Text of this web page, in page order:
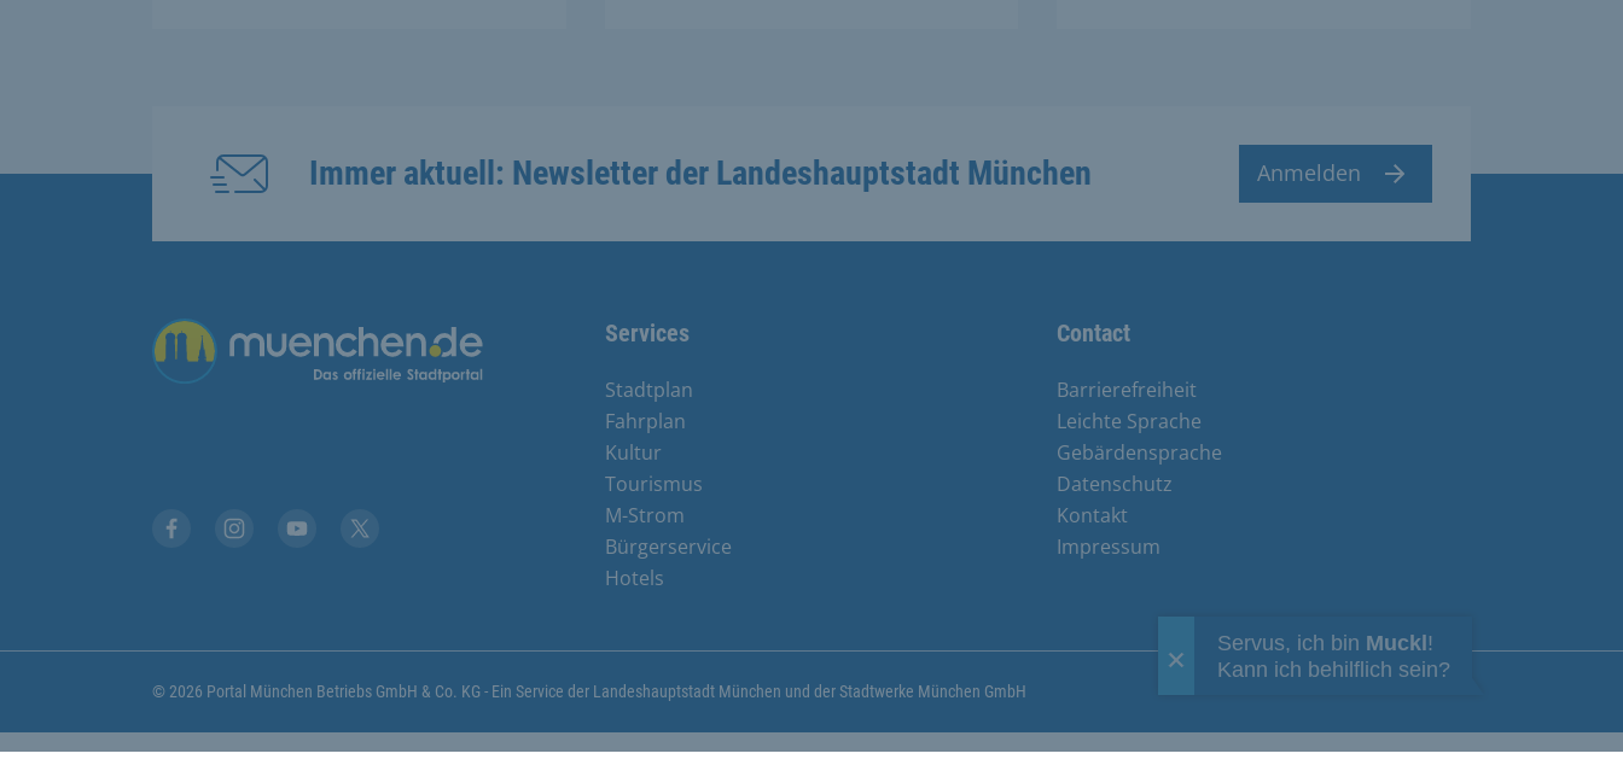
Immer aktuell: Newsletter der Landeshauptstadt München Anmelden
Übergreifende Links Services
Stadtplan
Fahrplan
Kultur
Tourismus
M-Strom
Bürgerservice
Hotels
Contact
Barrierefreiheit
Leichte Sprache
Gebärdensprache
Datenschutz
Kontakt
Impressum
© 2026 Portal München Betriebs GmbH & Co. KG - Ein Service der Landeshauptstadt München und der Stadtwerke München GmbH
Servus, ich bin Muckl!
Kann ich behilflich sein?